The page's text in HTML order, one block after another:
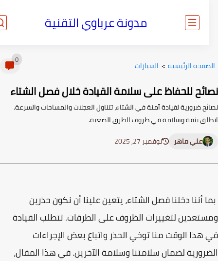
مدونة عرباوي التقنية
الرئيسية> السيارات
للحفاظ على سلامة القيادة خلال فصل الشتاء
ضرورية لقيادة آمنة في الشتاء، تتناول العجلات والمساحات والسرعة.
بثقة وسلامة في ظروف الطرق الصعبة.
علي ماهر
نوفمبر 27, 2025
أننا دخلنا فصل الشتاء، يتعين علينا أن نكون حذرين
لتغييرات الظروف على الطرقات. تتطلب القيادة
الوقت منا توخي الحذر واتباع بعض الإجراءات
لضمان سلامتنا وسلامة الآخرين. في هذا المقال،